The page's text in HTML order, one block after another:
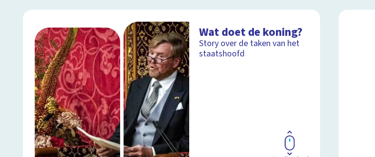
Wat doet de koning?
Story over de taken van het
staatshoofd